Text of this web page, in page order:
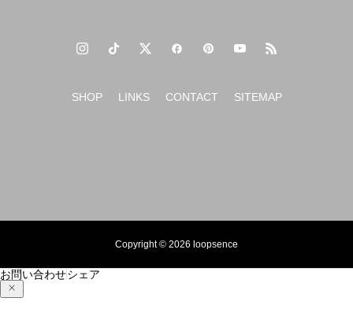
SHOP LINKS CONTACT SITEMAP
Copyright © 2026 loopsence
お問い合わせシェア